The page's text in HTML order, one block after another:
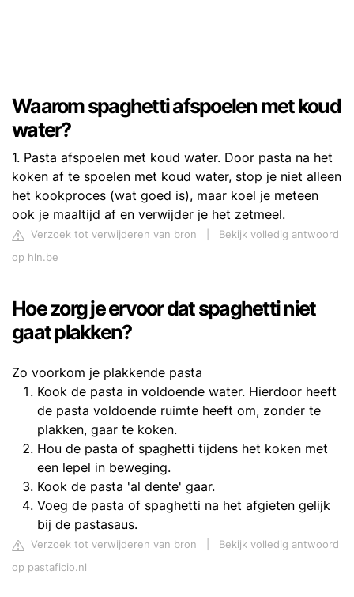
Waarom spaghetti afspoelen met koud
water?
1. Pasta afspoelen met koud water. Door pasta na het
koken af te spoelen met koud water, stop je niet alleen
het kookproces (wat goed is), maar koel je meteen
ook je maaltijd af en verwijder je het zetmeel.
Verzoek tot verwijderen van bron
Bekijk volledig antwoord
op hln.be
Hoe zorg je ervoor dat spaghetti niet
gaat plakken?
Zo voorkom je plakkende pasta
Kook de pasta in voldoende water. Hierdoor heeft
de pasta voldoende ruimte heeft om, zonder te
plakken, gaar te koken.
Hou de pasta of spaghetti tijdens het koken met
een lepel in beweging.
Kook de pasta 'al dente' gaar.
Voeg de pasta of spaghetti na het afgieten gelijk
bij de pastasaus.
Verzoek tot verwijderen van bron
Bekijk volledig antwoord
op pastaficio.nl